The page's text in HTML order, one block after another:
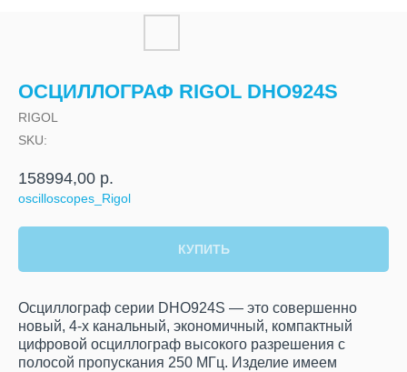
ОСЦИЛЛОГРАФ RIGOL DHO924S
RIGOL
SKU:
158994,00 р.
oscilloscopes_Rigol
КУПИТЬ
Осциллограф серии DHO924S — это совершенно
новый, 4-х канальный, экономичный, компактный
цифровой осциллограф высокого разрешения с
полосой пропускания 250 МГц. Изделие имеем